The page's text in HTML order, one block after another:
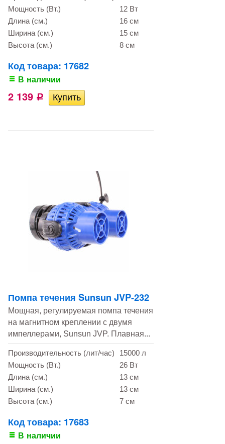
Мощность (Вт.)
12 Вт
Длина (см.)
16 см
Ширина (см.)
15 см
Высота (см.)
8 см
Код товара: 17682
В наличии
2 139 Р
Помпа течения Sunsun JVP-232
Мощная, регулируемая помпа течения
на магнитном креплении с двумя
импеллерами, Sunsun JVP. Плавная...
Производительность (лит/час)
15000 л
Мощность (Вт.)
26 Вт
Длина (см.)
13 см
Ширина (см.)
13 см
Высота (см.)
7 см
Код товара: 17683
В наличии